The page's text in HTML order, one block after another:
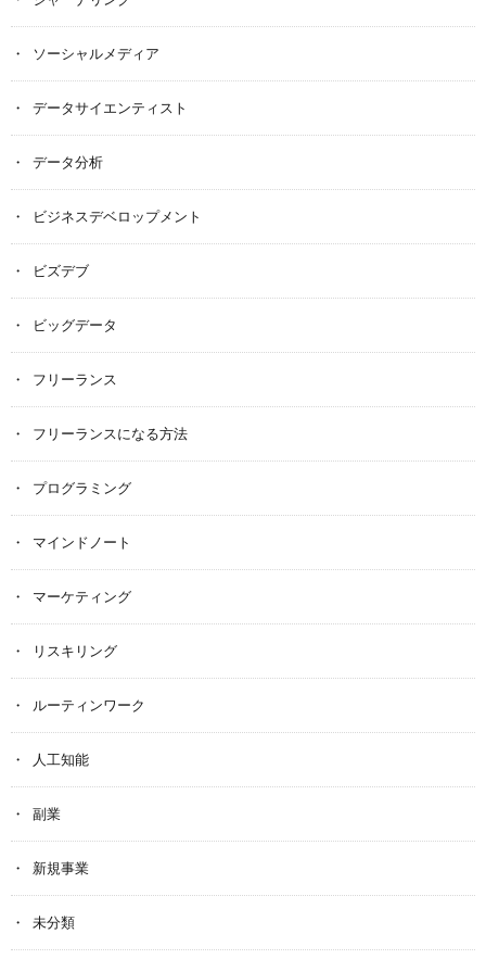
ソーシャルメディア
データサイエンティスト
データ分析
ビジネスデベロップメント
ビズデブ
ビッグデータ
フリーランス
フリーランスになる方法
プログラミング
マインドノート
マーケティング
リスキリング
ルーティンワーク
人工知能
副業
新規事業
未分類